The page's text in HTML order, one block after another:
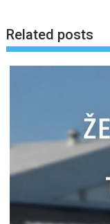
Related posts